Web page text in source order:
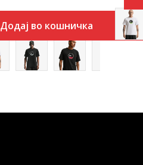
Додај во кошничка